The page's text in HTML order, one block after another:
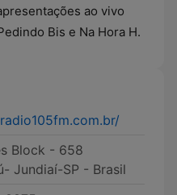
ao vivo
Bis e Na Hora H.
Block - 658
Jundiaí-SP - Brasil